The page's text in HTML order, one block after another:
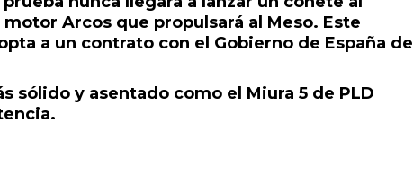
Arcos que propulsará al Meso. Este
a un contrato con el Gobierno de España de
sólido y asentado como el Miura 5 de PLD